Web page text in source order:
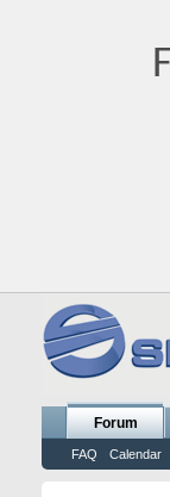
Forum
FAQ Calendar